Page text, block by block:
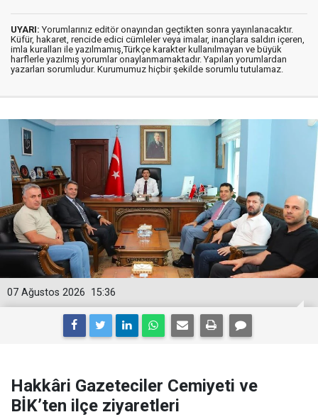
UYARI: Yorumlarınız editör onayından geçtikten sonra yayınlanacaktır.
Küfür, hakaret, rencide edici cümleler veya imalar, inançlara saldırı içeren,
imla kuralları ile yazılmamış,Türkçe karakter kullanılmayan ve büyük
harflerle yazılmış yorumlar onaylanmamaktadır. Yapılan yorumlardan
yazarları sorumludur. Kurumumuz hiçbir şekilde sorumlu tutulamaz.
15:36
07 Ağustos 2026
Hakkâri Gazeteciler Cemiyeti ve
BİK’ten ilçe ziyaretleri